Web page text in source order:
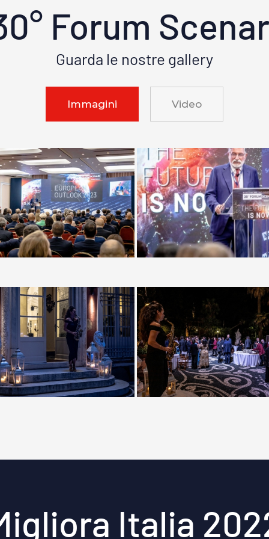
Forum
Guarda le nostre gallery
Immagini Video
Italia